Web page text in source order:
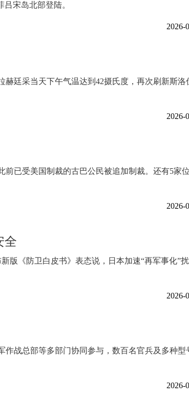
宋岛北部登陆。
2026-
廷采当天下午气温达到42摄氏度，再次刷新斯洛
2026-
已受美国制裁的古巴公民被追加制裁。还有5家
2026-
全
版《防卫白皮书》表态说，日本加速“再军事化”
2026-
战总部等多部门协同参与，数百名官兵及多种型
2026-